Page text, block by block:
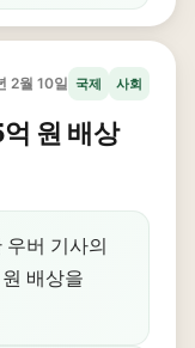
2월 10일 국제 사회
원 배상
버 기사의
배상을